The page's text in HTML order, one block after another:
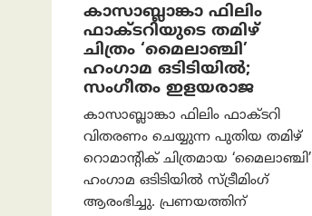
കാസാബ്ലാങ്കാ ഫിലിം
ഫാക്ടറിയുടെ തമിഴ്
ചിത്രം ‘മൈലാഞ്ചി’
ഹംഗാമ ഒടിടിയിൽ;
സംഗീതം ഇളയരാജ
കാസാബ്ലാങ്കാ ഫിലിം ഫാക്ടറി
വിതരണം ചെയ്യുന്ന പുതിയ തമിഴ്
റൊമാന്റിക് ചിത്രമായ ‘മൈലാഞ്ചി’
ഹംഗാമ ഒടിടിയിൽ സ്ട്രീമിംഗ്
ആരംഭിച്ചു. പ്രണയത്തിന്